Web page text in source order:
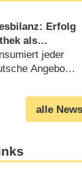
Erfolg
als
für
jeder
Angebote
alle